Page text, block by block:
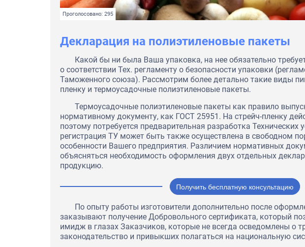
Проголосовано: 295
Декларация на полиэтиленовые пакеты
Какой бы ни была Ваша упаковка, на нее обязательно
о соответствии Тех. регламенту о безопасности упаковки
Таможенного союза). Рассмотрим более детально такие виды
пленку и термоусадочные полиэтиленовые пакеты.
Термоусадочные полиэтиленовые пакеты как правило
нормативному документу, как ГОСТ 25951. На стрейч-пленку
поэтому потребуется предварительная разработка
регистрация ТУ может быть также осуществлена в свободном
особенности Вашего предприятия. Различием нормативных
объясняться необходимость оформления двух отдельных
продукцию.
Получить бесплатную консультацию
По опыту работы изготовители дополнительно после
заказывают получение Добровольного сертификата, который
имидж в глазах Заказчиков, которые не всегда осведомлены о
законодательство и привыкших полагаться на национальную